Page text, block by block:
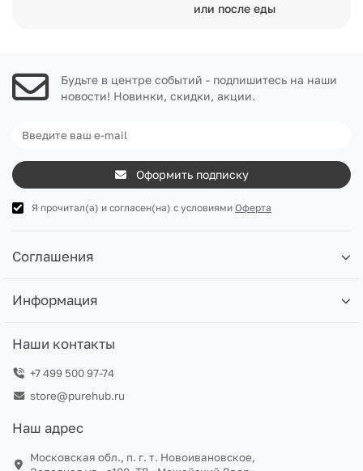
или после еды
Будьте в центре событий - подпишитесь на наши
новости! Новинки, скидки, акции.
Оформить подписку
Я прочитал(а) и согласен(на) с условиями Оферта
Соглашения
Информация
Наши контакты
+7 499 500 97-74
store@purehub.ru
Наш адрес
Московская обл., п. г. т. Новоивановское,